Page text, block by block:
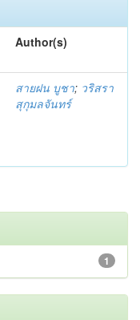
Author(s)
สายฝน บูชา; วริสรา
สุกุมลจันทร์
1